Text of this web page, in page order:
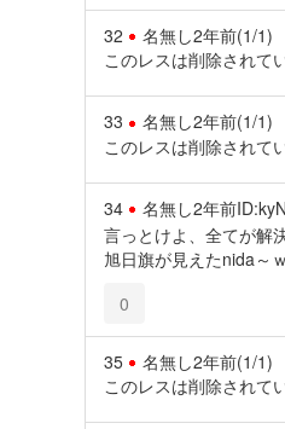
32 名無し2年前(1/1)
このレスは削除されて
33 名無し2年前(1/1)
このレスは削除されて
34 名無し2年前
言っとけよ、全てが解
旭日旗が見えたnida～
0
35 名無し2年前(1/1)
このレスは削除されて